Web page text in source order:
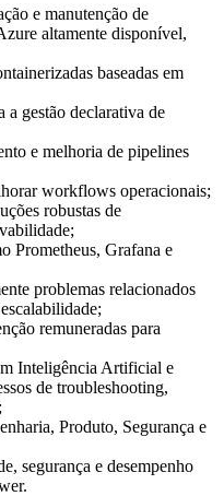
e manutenção de
altamente disponível,
baseadas em
gestão declarativa de
e melhoria de pipelines
workflows operacionais;
robustas de
Prometheus, Grafana e
problemas relacionados
remuneradas para
Inteligência Artificial e
de troubleshooting,
Produto, Segurança e
segurança e desempenho